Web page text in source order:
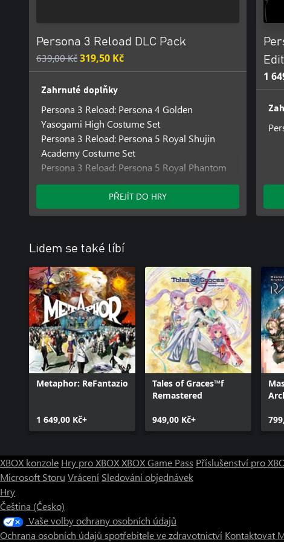
Persona 3 Reload DLC Pack
639,00 Kč319,50 Kč
Zahrnuté doplňky
Persona 3 Reload: Persona 4 Golden
Yasogami High Costume Set
Persona 3 Reload: Persona 5 Royal Shujin
Academy Costume Set
Persona 3 Reload: Persona 5 Royal Phantom
Thieves Costume Set
Persona 3 Reload: Persona 5 Royal Persona
Set 1
Persona 3 Reload: Persona 4 Golden Persona
Set
Persona 3 Reload: Persona 5 Royal BGM Set
PŘEJÍT DO HRY
1
Lidem se také líbí
Metaphor: ReFantazio
1 649,00 Kč+
Tales of Graces™f
Remastered
949,00 Kč+
XBOX konzole Hry pro XBOXXBOX Game Pass Příslušenství pro
Microsoft Storu Vrácení Sledování objednávek
Hry
Čeština (Česko)
Vaše volby ochrany osobních údajů
Ochrana osobních údajů spotřebitele ve zdravotnictví Kontaktovat